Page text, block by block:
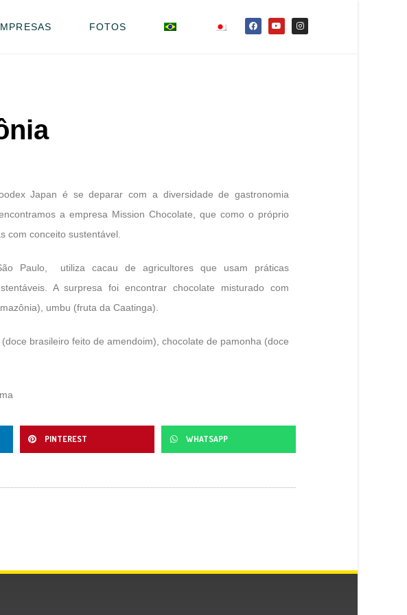
FOTOS
Japan é se deparar com a diversidade de gastronomia
a empresa Mission Chocolate, que como o próprio
com conceito sustentável.
Paulo,
utiliza cacau de agricultores que usam práticas
A surpresa foi encontrar chocolate misturado com
umbu (fruta da Caatinga).
brasileiro feito de amendoim), chocolate de pamonha (doce
PINTEREST WHATSAPP